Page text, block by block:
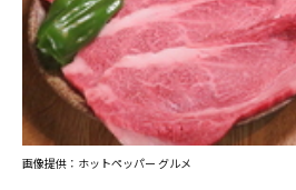
画像提供：ホットペッパー グルメ